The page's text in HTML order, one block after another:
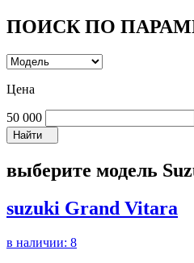
ПОИСК ПО
Цена
50 000
Найти
выберите модель
suzuki Grand Vitara
в наличии: 8